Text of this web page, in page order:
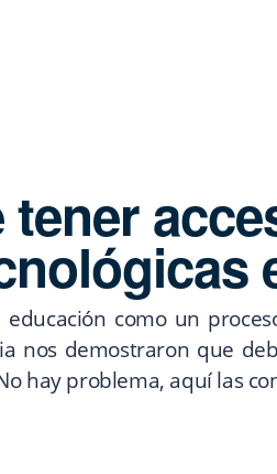
como un
nos demostraron que
hay problema, aquí las